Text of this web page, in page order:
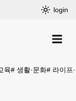
login
육# 생활·문화# 라이프